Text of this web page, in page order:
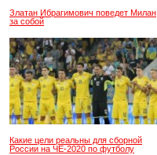
Златан Ибрагимович поведет Милан
за собой
Какие цели реальны для сборной
России на ЧЕ-2020 по футболу